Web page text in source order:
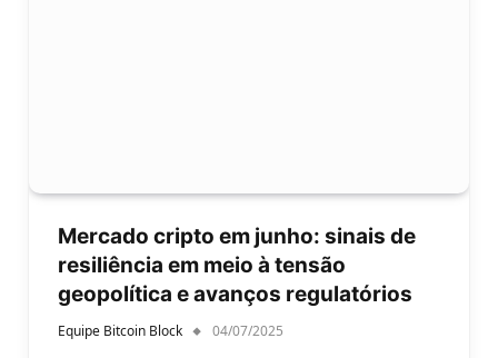
Mercado cripto em junho: sinais de
resiliência em meio à tensão
geopolítica e avanços regulatórios
Equipe Bitcoin Block 04/07/2025